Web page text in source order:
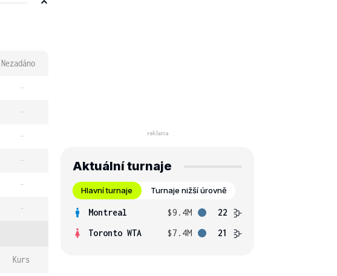
Nezadáno
-
-
-
-
-
-
Kurs
Aktuální turnaje
Hlavní turnaje Turnaje nižší úrovně
Montreal $9.4M
22
Toronto WTA
$7.4M 21